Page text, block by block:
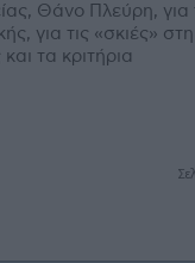
Θάνο Πλεύρη, για
για τις «σκιές» στη
τα κριτήρια